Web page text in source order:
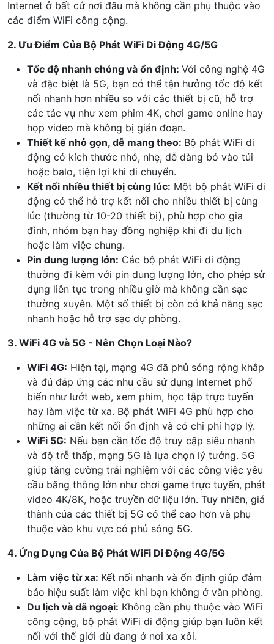
Internet ở bất cứ nơi đâu mà không cần phụ thuộc vào
các điểm WiFi công cộng.
2. Ưu Điểm Của Bộ Phát WiFi Di Động 4G/5G
Tốc độ nhanh chóng và ổn định: Với công nghệ 4G
và đặc biệt là 5G, bạn có thể tận hưởng tốc độ kết
nối nhanh hơn nhiều so với các thiết bị cũ, hỗ trợ
các tác vụ như xem phim 4K, chơi game online hay
họp video mà không bị gián đoạn.
Thiết kế nhỏ gọn, dễ mang theo: Bộ phát WiFi di
động có kích thước nhỏ, nhẹ, dễ dàng bỏ vào túi
hoặc balo, tiện lợi khi di chuyển.
Kết nối nhiều thiết bị cùng lúc: Một bộ phát WiFi di
động có thể hỗ trợ kết nối cho nhiều thiết bị cùng
lúc (thường từ 10-20 thiết bị), phù hợp cho gia
đình, nhóm bạn hay đồng nghiệp khi đi du lịch
hoặc làm việc chung.
Pin dung lượng lớn: Các bộ phát WiFi di động
thường đi kèm với pin dung lượng lớn, cho phép sử
dụng liên tục trong nhiều giờ mà không cần sạc
thường xuyên. Một số thiết bị còn có khả năng sạc
nhanh hoặc hỗ trợ sạc dự phòng.
3. WiFi 4G và 5G - Nên Chọn Loại Nào?
WiFi 4G: Hiện tại, mạng 4G đã phủ sóng rộng khắp
và đủ đáp ứng các nhu cầu sử dụng Internet phổ
biến như lướt web, xem phim, học tập trực tuyến
hay làm việc từ xa. Bộ phát WiFi 4G phù hợp cho
những ai cần kết nối ổn định và có chi phí hợp lý.
WiFi 5G: Nếu bạn cần tốc độ truy cập siêu nhanh
và độ trễ thấp, mạng 5G là lựa chọn lý tưởng. 5G
giúp tăng cường trải nghiệm với các công việc yêu
cầu băng thông lớn như chơi game trực tuyến, phát
video 4K/8K, hoặc truyền dữ liệu lớn. Tuy nhiên, giá
thành của các thiết bị 5G có thể cao hơn và phụ
thuộc vào khu vực có phủ sóng 5G.
4. Ứng Dụng Của Bộ Phát WiFi Di Động 4G/5G
Làm việc từ xa: Kết nối nhanh và ổn định giúp đảm
bảo hiệu suất làm việc khi bạn không ở văn phòng.
Du lịch và dã ngoại: Không cần phụ thuộc vào WiFi
công cộng, bộ phát WiFi di động giúp bạn luôn kết
nối với thế giới dù đang ở nơi xa xôi.